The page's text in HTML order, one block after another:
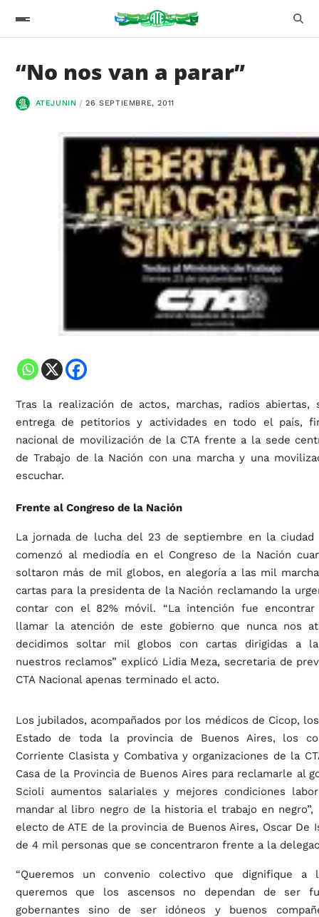
“No nos van a parar”
ATEJUNIN 26 SEPTIEMBRE, 2011
Tras la realización de actos, marchas, radios abiertas,
entrega de petitorios y actividades en todo el país,
nacional de movilización de la CTA frente a la sede
de Trabajo de la Nación con una marcha y una
escuchar.
Frente al Congreso de la Nación
La jornada de lucha del 23 de septiembre en la ciudad
comenzó al mediodía en el Congreso de la Nación
soltaron más de mil globos, en alegoría a las mil
cartas para la presidenta de la Nación reclamando la
contar con el 82% móvil. “La intención fue
llamar la atención de este gobierno que nunca nos
decidimos soltar mil globos con cartas dirigidas a
nuestros reclamos” explicó Lidia Meza, secretaria de
CTA Nacional apenas terminado el acto.
Los jubilados, acompañados por los médicos de Cicop,
Estado de toda la provincia de Buenos Aires, los
Corriente Clasista y Combativa y organizaciones de la
Casa de la Provincia de Buenos Aires para reclamarle al
Scioli aumentos salariales y mejores condiciones
mandar al libro negro de la historia el trabajo en
electo de ATE de la provincia de Buenos Aires, Oscar De
de 4 mil personas que se concentraron frente a la
“Queremos un convenio colectivo que dignifique a
queremos que los ascensos no dependan de ser
gobernantes sino de ser idóneos y buenos